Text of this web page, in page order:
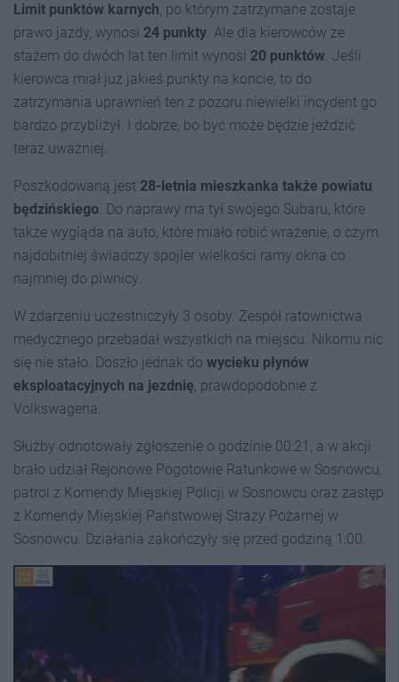
Limit punktów karnych, po którym zatrzymane zostaje
prawo jazdy, wynosi 24 punkty. Ale dla kierowców ze
stażem do dwóch lat ten limit wynosi 20 punktów. Jeśli
kierowca miał już jakieś punkty na koncie, to do
zatrzymania uprawnień ten z pozoru niewielki incydent go
bardzo przybliżył. I dobrze, bo być może będzie jeździć
teraz uważniej.
Poszkodowaną jest 28-letnia mieszkanka także powiatu
będzińskiego. Do naprawy ma tył swojego Subaru, które
także wygląda na auto, które miało robić wrażenie, o czym
najdobitniej świadczy spojler wielkości ramy okna co
najmniej do piwnicy.
W zdarzeniu uczestniczyły 3 osoby. Zespół ratownictwa
medycznego przebadał wszystkich na miejscu. Nikomu nic
się nie stało. Doszło jednak do wycieku płynów
eksploatacyjnych na jezdnię, prawdopodobnie z
Volkswagena.
Służby odnotowały zgłoszenie o godzinie 00:21, a w akcji
brało udział Rejonowe Pogotowie Ratunkowe w Sosnowcu,
patrol z Komendy Miejskiej Policji w Sosnowcu oraz zastęp
z Komendy Miejskiej Państwowej Straży Pożarnej w
Sosnowcu. Działania zakończyły się przed godziną 1:00.